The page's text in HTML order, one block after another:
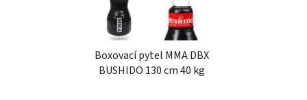
Boxovací pytel MMA DBX
BUSHIDO 130 cm 40 kg